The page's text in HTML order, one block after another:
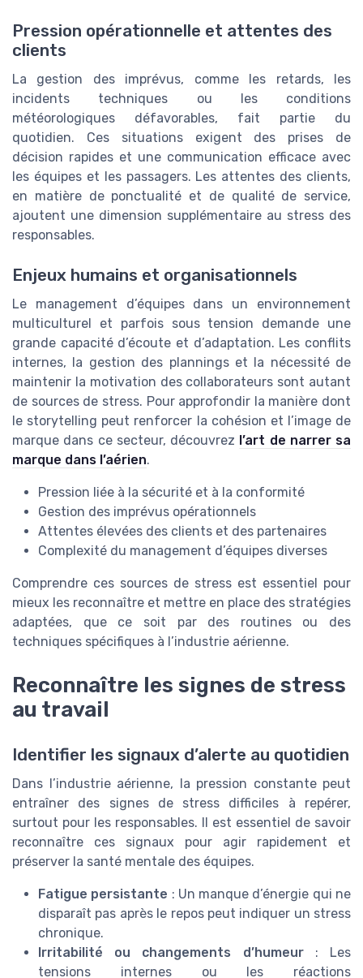
Pression opérationnelle et attentes des
clients
La gestion des imprévus, comme les retards, les
incidents techniques ou les conditions
météorologiques défavorables, fait partie du
quotidien. Ces situations exigent des prises de
décision rapides et une communication efficace avec
les équipes et les passagers. Les attentes des clients,
en matière de ponctualité et de qualité de service,
ajoutent une dimension supplémentaire au stress des
responsables.
Enjeux humains et organisationnels
Le management d’équipes dans un environnement
multiculturel et parfois sous tension demande une
grande capacité d’écoute et d’adaptation. Les conflits
internes, la gestion des plannings et la nécessité de
maintenir la motivation des collaborateurs sont autant
de sources de stress. Pour approfondir la manière dont
le storytelling peut renforcer la cohésion et l’image de
marque dans ce secteur, découvrez l’art de narrer sa
marque dans l’aérien.
Pression liée à la sécurité et à la conformité
Gestion des imprévus opérationnels
Attentes élevées des clients et des partenaires
Complexité du management d’équipes diverses
Comprendre ces sources de stress est essentiel pour
mieux les reconnaître et mettre en place des stratégies
adaptées, que ce soit par des routines ou des
techniques spécifiques à l’industrie aérienne.
Reconnaître les signes de stress
au travail
Identifier les signaux d’alerte au quotidien
Dans l’industrie aérienne, la pression constante peut
entraîner des signes de stress difficiles à repérer,
surtout pour les responsables. Il est essentiel de savoir
reconnaître ces signaux pour agir rapidement et
préserver la santé mentale des équipes.
Fatigue persistante : Un manque d’énergie qui ne
disparaît pas après le repos peut indiquer un stress
chronique.
Irritabilité ou changements d’humeur: Les
tensions internes ou les réactions